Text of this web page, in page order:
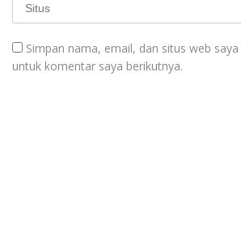
Simpan nama, email, dan situs web
untuk komentar saya berikutnya.